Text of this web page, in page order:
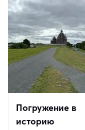
Погружение в
историю